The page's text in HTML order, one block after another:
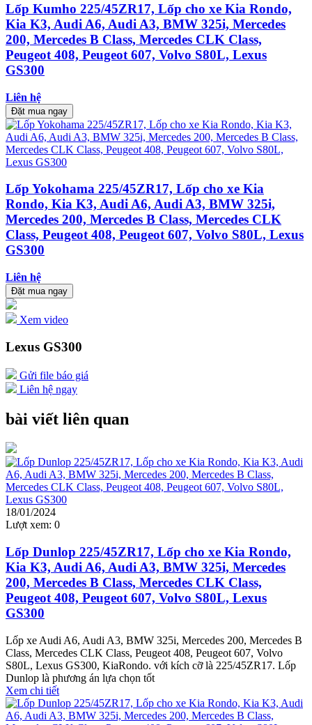
Lốp Kumho 225/45ZR17, Lốp cho xe Kia Rondo,
Kia K3, Audi A6, Audi A3, BMW 325i, Mercedes
200, Mercedes B Class, Mercedes CLK Class,
Peugeot 408, Peugeot 607, Volvo S80L, Lexus
GS300
Liên hệ
Đặt mua ngay
Lốp Yokohama 225/45ZR17, Lốp cho xe Kia
Rondo, Kia K3, Audi A6, Audi A3, BMW 325i,
Mercedes 200, Mercedes B Class, Mercedes CLK
Class, Peugeot 408, Peugeot 607, Volvo S80L, Lexus
GS300
Liên hệ
Đặt mua ngay
Xem video
Lexus GS300
Gửi file báo giá
Liên hệ ngay
bài viết liên quan
18/01/2024
Lượt xem: 0
Lốp Dunlop 225/45ZR17, Lốp cho xe Kia Rondo,
Kia K3, Audi A6, Audi A3, BMW 325i, Mercedes
200, Mercedes B Class, Mercedes CLK Class,
Peugeot 408, Peugeot 607, Volvo S80L, Lexus
GS300
Lốp xe Audi A6, Audi A3, BMW 325i, Mercedes 200, Mercedes B
Class, Mercedes CLK Class, Peugeot 408, Peugeot 607, Volvo
S80L, Lexus GS300, KiaRondo. với kích cỡ là 225/45ZR17. Lốp
Dunlop là phương án lựa chọn tốt
Xem chi tiết